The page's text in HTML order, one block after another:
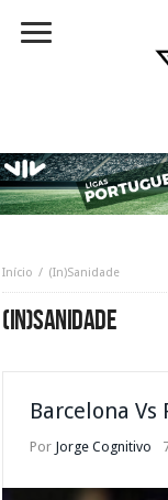
Início (In)Sanidade
(IN)SANIDADE
Barcelona
Por Jorge Cognitivo